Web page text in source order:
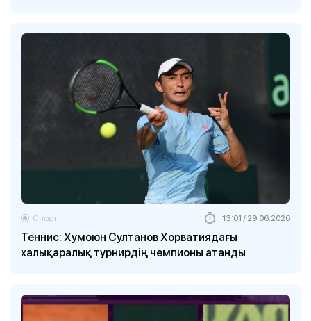
Теннис: Хумоюн Султанов Хорватиядағы
халықаралық турнирдің чемпионы атанды
Спорт 13:01 / 29.06.2026